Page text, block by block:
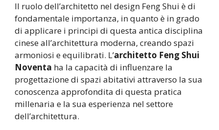
Il ruolo dell’architetto nel design Feng Shui è di
fondamentale importanza, in quanto è in grado
di applicare i principi di questa antica disciplina
cinese all’architettura moderna, creando spazi
armoniosi e equilibrati. L’architetto Feng Shui
Noventa ha la capacità di influenzare la
progettazione di spazi abitativi attraverso la sua
conoscenza approfondita di questa pratica
millenaria e la sua esperienza nel settore
dell’architettura.